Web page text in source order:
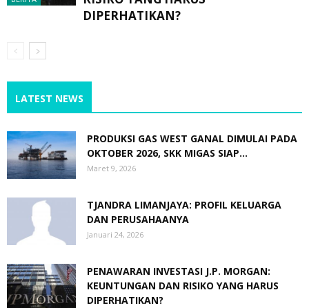
DIPERHATIKAN?
LATEST NEWS
PRODUKSI GAS WEST GANAL DIMULAI PADA
OKTOBER 2026, SKK MIGAS SIAP...
Maret 9, 2026
TJANDRA LIMANJAYA: PROFIL KELUARGA
DAN PERUSAHAANYA
Januari 24, 2026
PENAWARAN INVESTASI J.P. MORGAN:
KEUNTUNGAN DAN RISIKO YANG HARUS
DIPERHATIKAN?